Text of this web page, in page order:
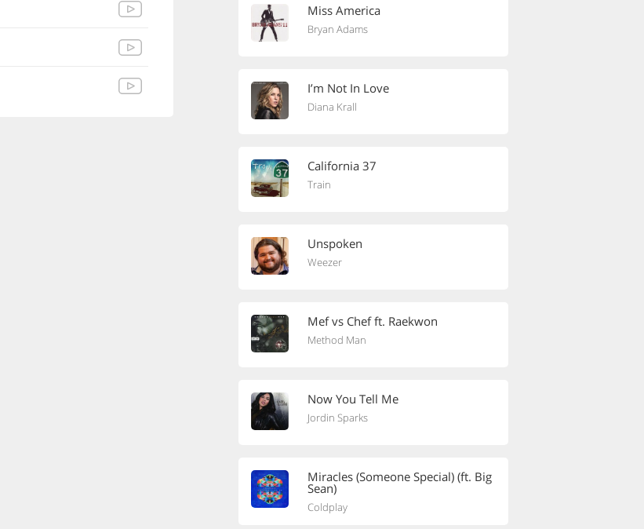
Miss America
Bryan Adams
I’m Not In Love
Diana Krall
California 37
Train
Unspoken
Weezer
Mef vs Chef ft. Raekwon
Method Man
Now You Tell Me
Jordin Sparks
Miracles (Someone Special) (ft. Big
Sean)
Coldplay